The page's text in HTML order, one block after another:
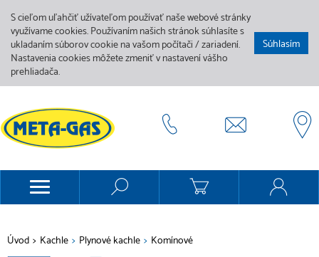
S cieľom uľahčiť užívateľom používať naše webové stránky
využívame cookies. Používaním našich stránok súhlasíte s
ukladaním súborov cookie na vašom počítači / zariadení.
Nastavenia cookies môžete zmeniť v nastavení vášho
prehliadača.
Súhlasím
Úvod > Kachle > Plynové kachle > Komínové